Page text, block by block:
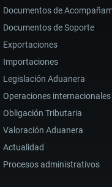
Documentos de
Documentos de Soporte
Exportaciones
Importaciones
Legislación Aduanera
Operaciones internacionales
Obligación Tributaria
Valoración Aduanera
Actualidad
Procesos administrativos